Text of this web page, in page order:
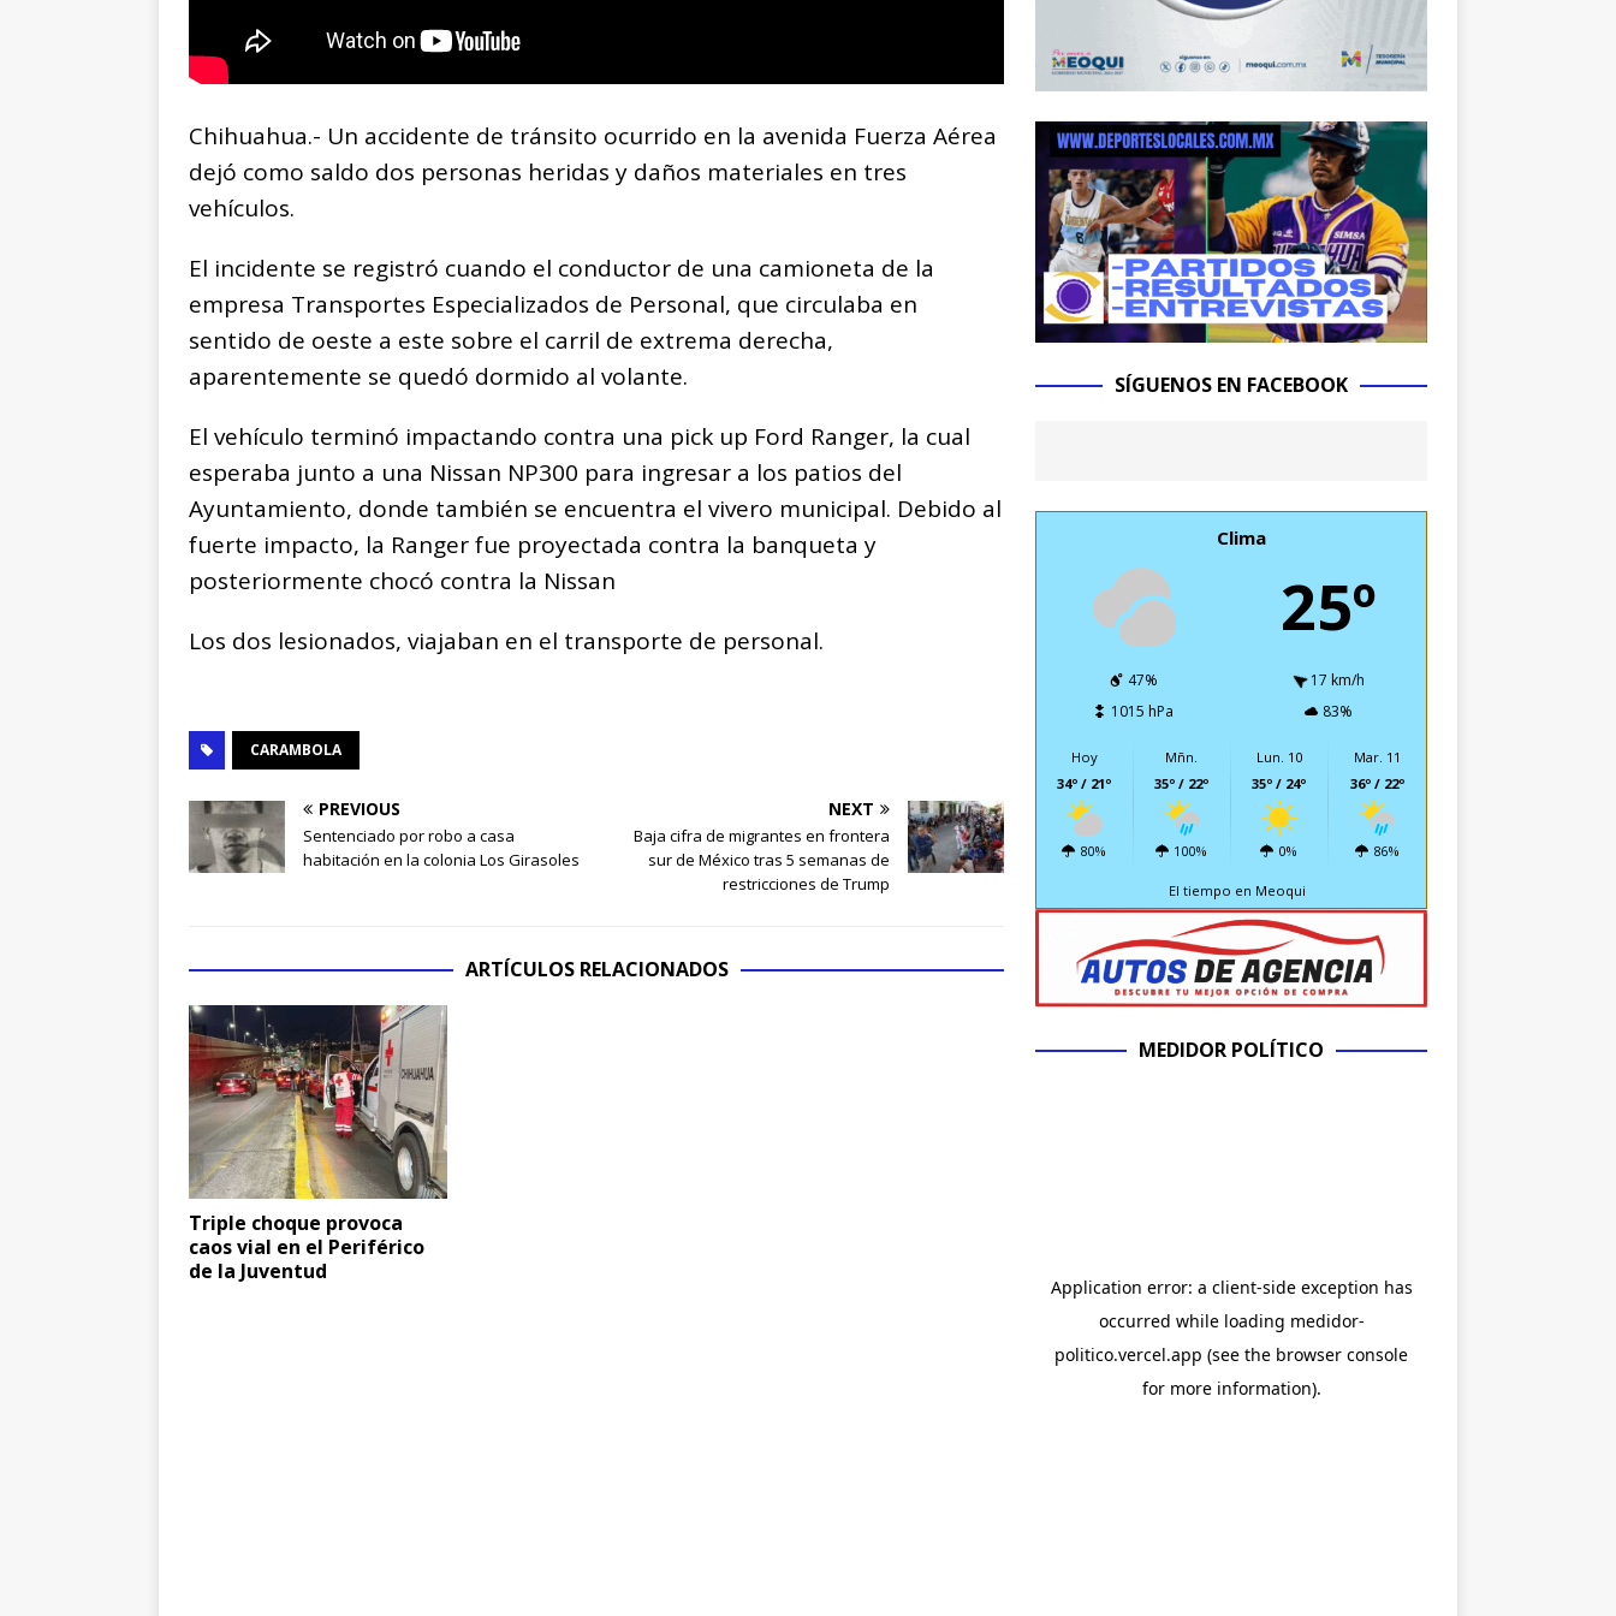
Chihuahua.- Un accidente de tránsito ocurrido en la avenida Fuerza Aérea
dejó como saldo dos personas heridas y daños materiales en tres
vehículos.
El incidente se registró cuando el conductor de una camioneta de la
empresa Transportes Especializados de Personal, que circulaba en
sentido de oeste a este sobre el carril de extrema derecha,
aparentemente se quedó dormido al volante.
El vehículo terminó impactando contra una pick up Ford Ranger, la cual
esperaba junto a una Nissan NP300 para ingresar a los patios del
Ayuntamiento, donde también se encuentra el vivero municipal. Debido al
fuerte impacto, la Ranger fue proyectada contra la banqueta y
posteriormente chocó contra la Nissan
Los dos lesionados, viajaban en el transporte de personal.
CARAMBOLA
PREVIOUS
Sentenciado por robo a casa
habitación en la colonia Los Girasoles
NEXT
Baja cifra de migrantes en frontera
sur de México tras 5 semanas de
restricciones de Trump
ARTÍCULOS RELACIONADOS
Triple choque provoca
caos vial en el Periférico
de la Juventud
SÍGUENOS EN FACEBOOK
Clima
25º
47%
17 km/h
1015 hPa
83%
Hoy
34º / 21º
80%
Mñn.
35º / 22º
100%
Lun. 10
35º / 24º
0%
Mar. 11
36º / 22º
86%
El tiempo en Meoqui
MEDIDOR POLÍTICO